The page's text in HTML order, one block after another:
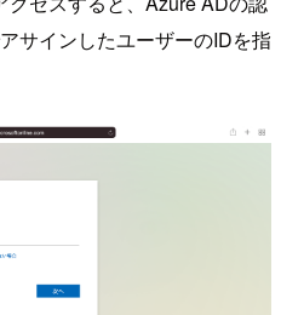
サインしたユーザーのIDを指